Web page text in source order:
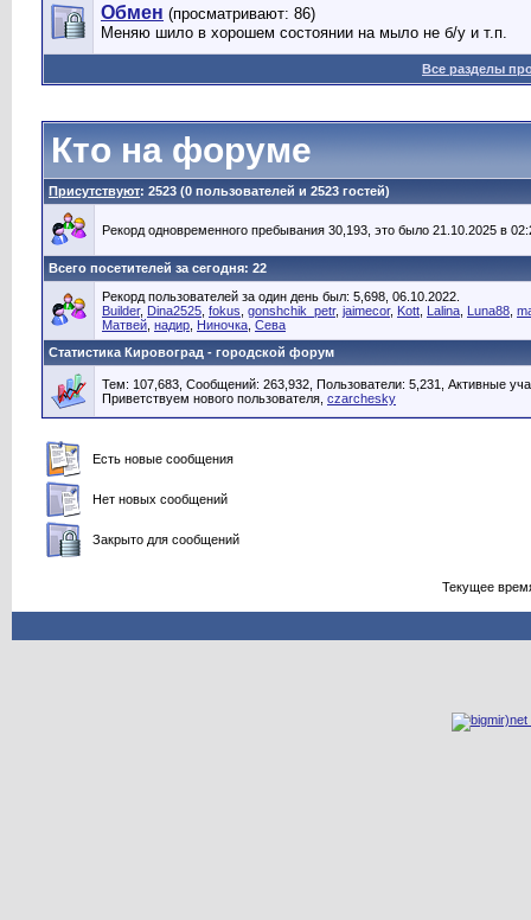
Обмен (просматривают: 86)
Меняю шило в хорошем состоянии на мыло не б/у и т.п.
Все разделы
Кто на форуме
Присутствуют: 2523 (0 пользователей и 2523 гостей)
Рекорд одновременного пребывания 30,193, это было 21.10.2025 в
Всего посетителей за сегодня: 22
Рекорд пользователей за один день был: 5,698, 06.10.2022.
Builder, Dina2525 fokus gonshchik_petr, jaimecor, Kott Lalina Luna88
Матвей надир Ниночка Сева
Статистика Кировоград - городской форум
Тем: 107,683, Сообщений: 263,932, Пользователи: 5,231, Активные
Приветствуем нового пользователя, czarchesky
Есть новые сообщения
Нет новых сообщений
Закрыто для сообщений
Текущее